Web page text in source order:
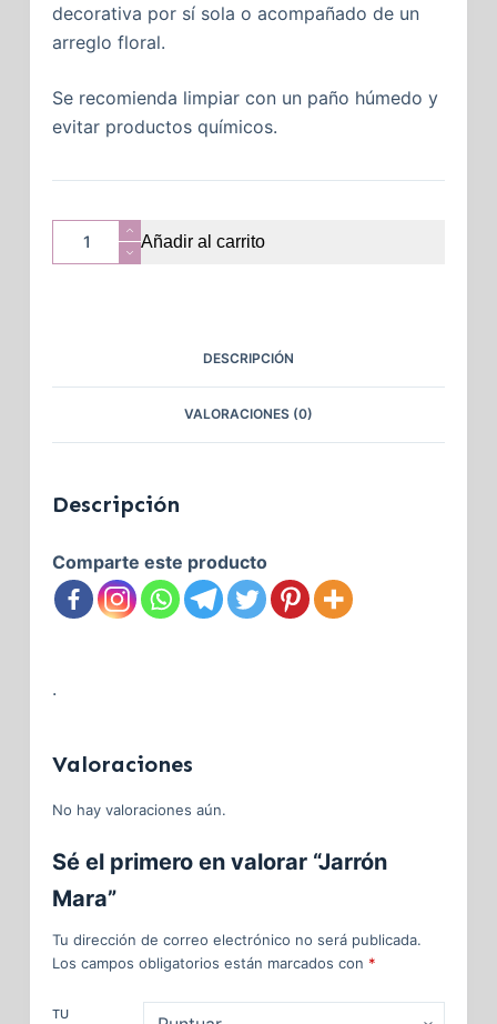
decorativa por sí sola o acompañado de un
arreglo floral.
Se recomienda limpiar con un paño húmedo y
evitar productos químicos.
Añadir al carrito
DESCRIPCIÓN
VALORACIONES (0)
Descripción
Comparte este producto
.
Valoraciones
No hay valoraciones aún.
Sé el primero en valorar “Jarrón
Mara”
Tu dirección de correo electrónico no será publicada.
Los campos obligatorios están marcados con *
TU